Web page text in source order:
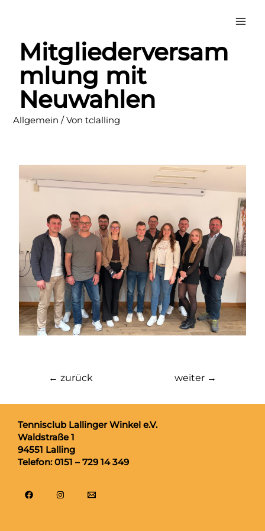
Mitgliederversammlung
mit Neuwahlen
Allgemein / Vontclalling
Mitgliederversam
mlung mit
Neuwahlen
← zurück weiter →
Tennisclub Lallinger Winkel e.V.
Waldstraße 1
94551 Lalling
Telefon: 0151 – 729 14 349